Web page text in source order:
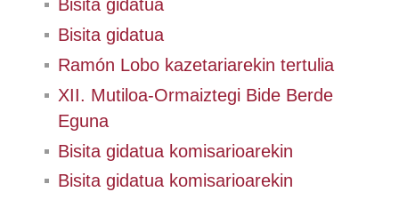
Bisita gidatua
Bisita gidatua
Ramón Lobo kazetariarekin tertulia
XII. Mutiloa-Ormaiztegi Bide Berde
Eguna
Bisita gidatua komisarioarekin
Bisita gidatua komisarioarekin